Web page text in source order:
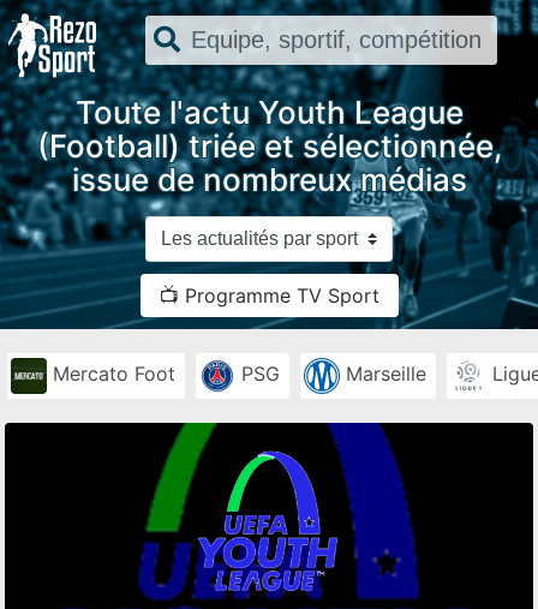
Toute l'actu Youth League
(Football) triée et sélectionnée,
issue de nombreux médias
📺 Programme TV Sport
Mercato Foot PSG Marseille